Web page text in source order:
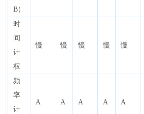
B）
时
间
计
权
慢 慢 慢 慢 慢
频
率
计
A A A A A